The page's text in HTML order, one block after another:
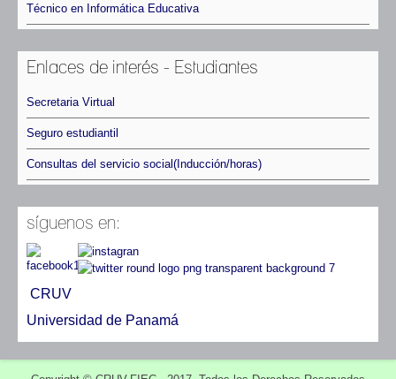
Técnico en Informática Educativa
Enlaces de interés - Estudiantes
Secretaria Virtual
Seguro estudiantil
Consultas del servicio social(Inducción/horas)
síguenos en:
CRUV
Universidad de Panamá